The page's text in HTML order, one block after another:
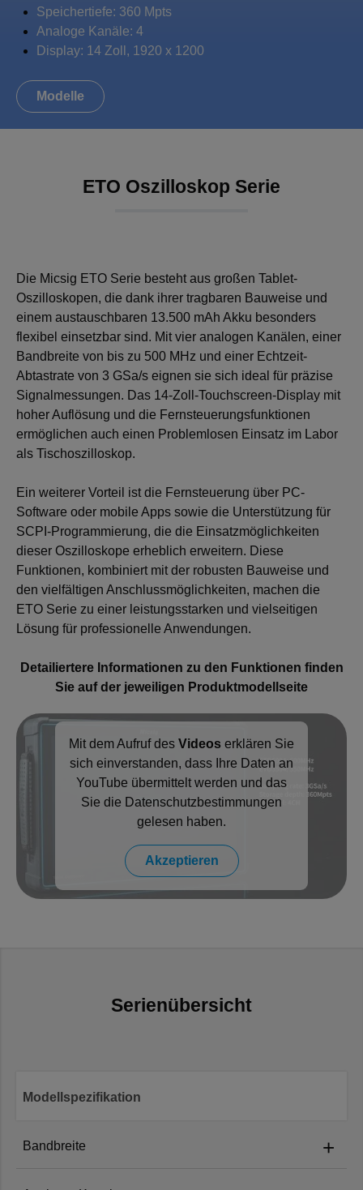
Speichertiefe: 360 Mpts
Analoge Kanäle: 4
Display: 14 Zoll, 1920 x 1200
Modelle
ETO Oszilloskop Serie
Die Micsig ETO Serie besteht aus großen Tablet-
Oszilloskopen, die dank ihrer tragbaren Bauweise und
einem austauschbaren 13.500 mAh Akku besonders
flexibel einsetzbar sind. Mit vier analogen Kanälen, einer
Bandbreite von bis zu 500 MHz und einer Echtzeit-
Abtastrate von 3 GSa/s eignen sie sich ideal für präzise
Signalmessungen. Das 14-Zoll-Touchscreen-Display mit
hoher Auflösung und die Fernsteuerungsfunktionen
ermöglichen auch einen Problemlosen Einsatz im Labor
als Tischoszilloskop.
Ein weiterer Vorteil ist die Fernsteuerung über PC-
Software oder mobile Apps sowie die Unterstützung für
SCPI-Programmierung, die die Einsatzmöglichkeiten
dieser Oszilloskope erheblich erweitern. Diese
Funktionen, kombiniert mit der robusten Bauweise und
den vielfältigen Anschlussmöglichkeiten, machen die
ETO Serie zu einer leistungsstarken und vielseitigen
Lösung für professionelle Anwendungen.
Detailiertere Informationen zu den Funktionen finden
Sie auf der jeweiligen Produktmodellseite
Mit dem Aufruf des Videos erklären Sie
sich einverstanden, dass Ihre Daten an
YouTube übermittelt werden und das
Sie die Datenschutzbestimmungen
gelesen haben.
Akzeptieren
Serienübersicht
Modellspezifikation
Bandbreite +